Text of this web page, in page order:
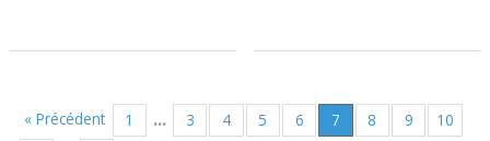
« Précédent 1 ... 3 4 5 6 7 8 9
10